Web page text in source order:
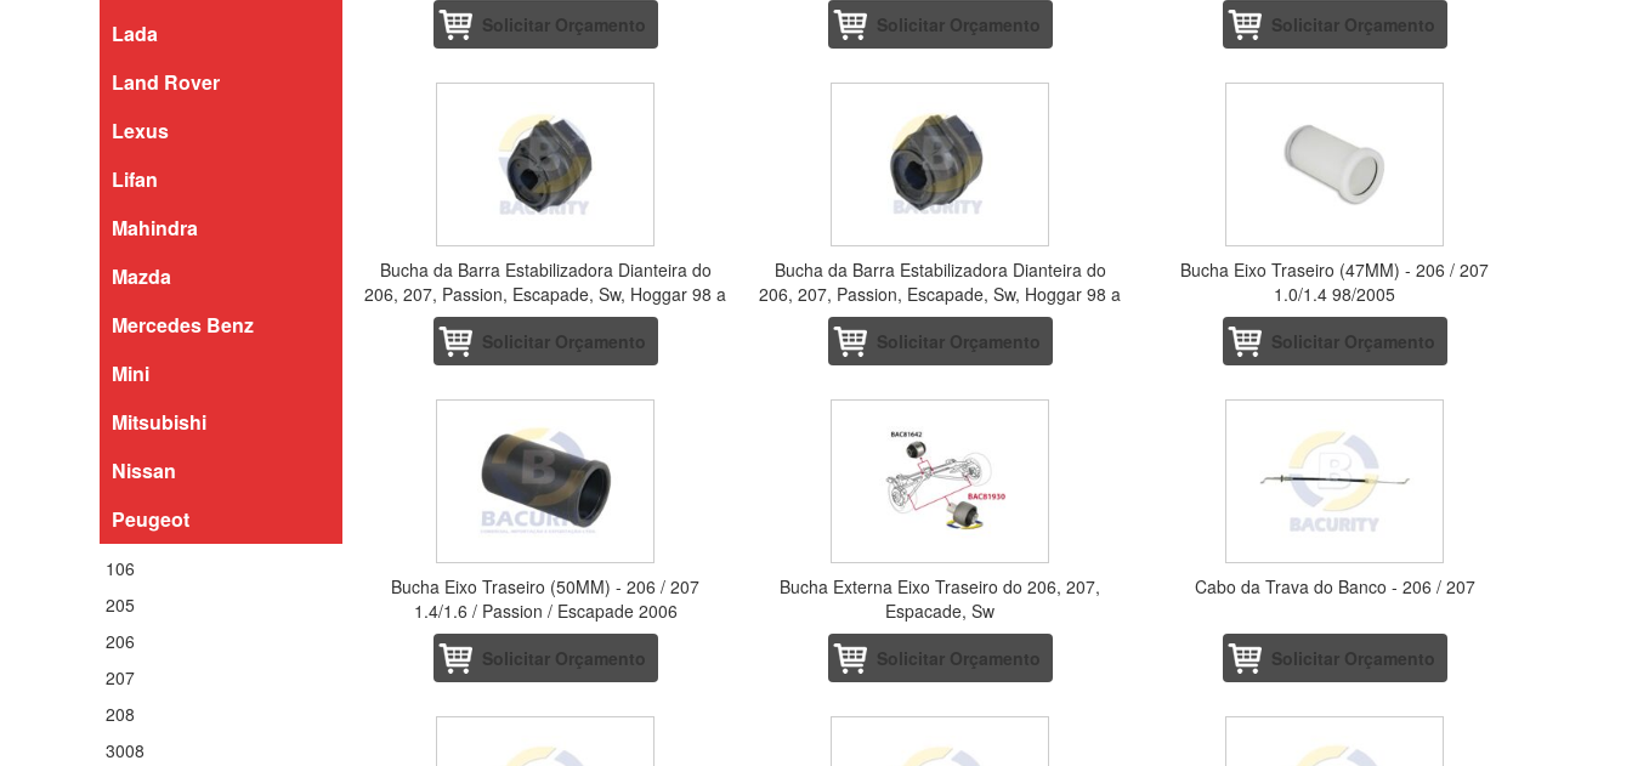
Lada
Land Rover
Lexus
Lifan
Mahindra
Mazda
Mercedes Benz
Mini
Mitsubishi
Nissan
Peugeot
106
205
206
207
208
3008
Solicitar Orçamento
Solicitar Orçamento
Solicitar Orçamento
Bucha da Barra Estabilizadora Dianteira do
206, 207, Passion, Escapade, Sw, Hoggar 98 a
2014 5094-8
Solicitar Orçamento
Bucha da Barra Estabilizadora Dianteira do
206, 207, Passion, Escapade, Sw, Hoggar 98 a
2014 5094-80
Solicitar Orçamento
Bucha Eixo Traseiro (47MM) - 206 / 207
1.0/1.4 98/2005
Solicitar Orçamento
Bucha Eixo Traseiro (50MM) - 206 / 207
1.4/1.6 / Passion / Escapade 2006
Solicitar Orçamento
Bucha Externa Eixo Traseiro do 206, 207,
Espacade, Sw
Solicitar Orçamento
Cabo da Trava do Banco - 206 / 207
Solicitar Orçamento